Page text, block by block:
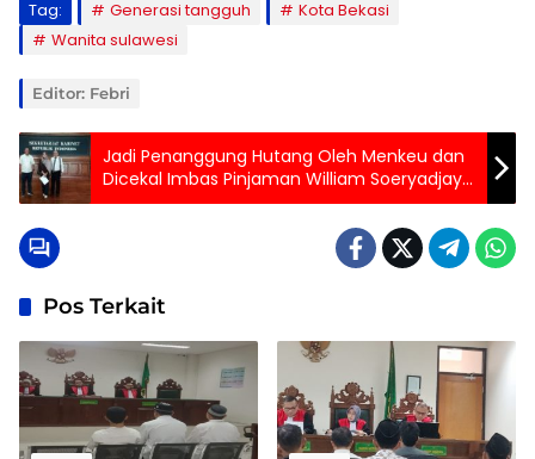
Tag: Generasi tangguh
Kota Bekasi
Wanita sulawesi
Editor: Febri
Jadi Penanggung Hutang Oleh Menkeu dan
Dicekal Imbas Pinjaman William Soeryadjaya
Tak Bayar, Mantan Pegawainya Minta
Pos Terkait